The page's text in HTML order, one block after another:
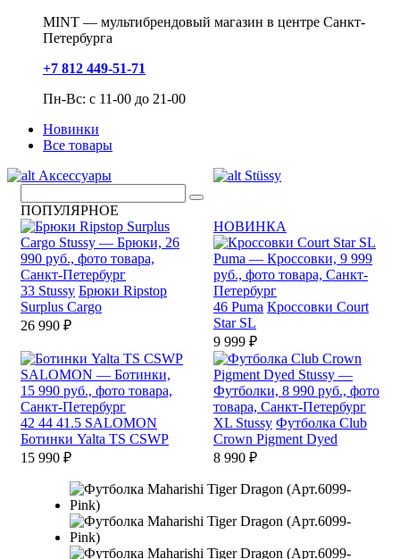
MINT — мультибрендовый магазин в центре Санкт-
Петербурга
+7 812 449-51-71
Пн-Вс: с 11-00 до 21-00
Новинки
Все товары
Аксессуары
Stüssy
ПОПУЛЯРНОЕ
33 Stussy Брюки Ripstop
Surplus Cargo
26 990 ₽
НОВИНКА
46 Puma Кроссовки Court
Star SL
9 999 ₽
42 44 41.5 SALOMON
Ботинки Yalta TS CSWP
15 990 ₽
XL Stussy Футболка Club
Crown Pigment Dyed
8 990 ₽